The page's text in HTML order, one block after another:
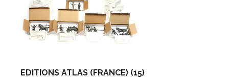
EDITIONS ATLAS (FRANCE) (15)